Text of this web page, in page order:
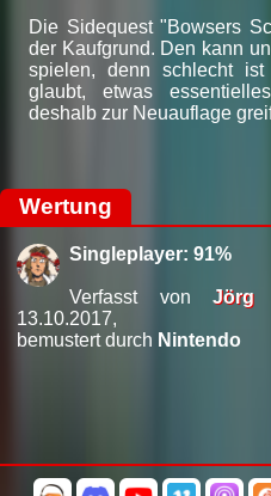
Die Sidequest "Bowsers
der Kaufgrund. Den kann
spielen, denn schlecht
glaubt, etwas
deshalb zur Neuauflage
Wertung
Singleplayer: 91%
Verfasst vonJörg
13.10.2017,
bemustert durch Nintendo